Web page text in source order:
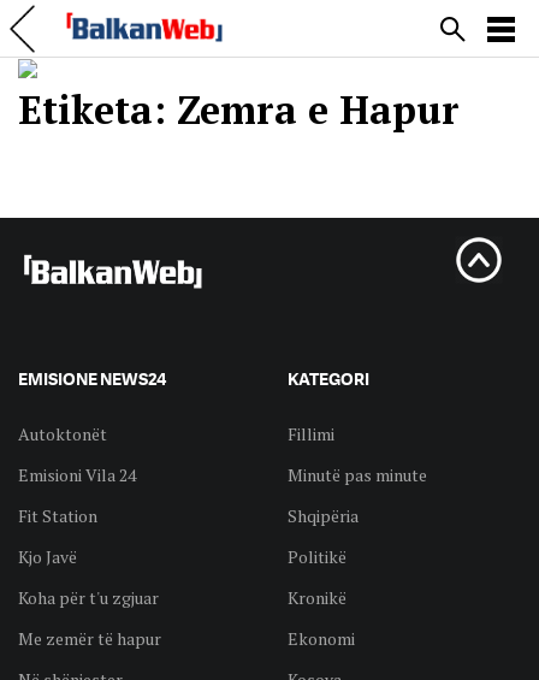
Etiketa: Zemra e Hapur
EMISIONE NEWS24
Autoktonët
Emisioni Vila 24
Fit Station
Kjo Javë
Koha për t'u zgjuar
Me zemër të hapur
KATEGORI
Fillimi
Minutë pas minute
Shqipëria
Politikë
Kronikë
Ekonomi